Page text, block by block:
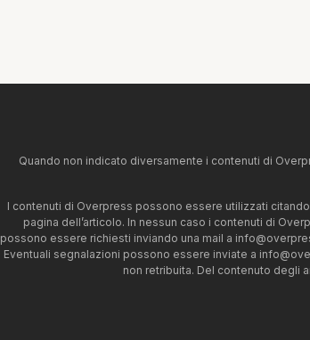
Quando non indicato diversamente i contenuti di
I contenuti di Overpress possono essere utilizzati
pagina dell’articolo. In nessun caso i contenuti di
possono essere richiesti inviando una mail a
Eventuali segnalazioni possono essere inviate a
non retribuita. Del contenuto degli